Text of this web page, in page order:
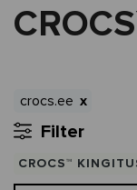
crocs.ee
Filter
CROCS™